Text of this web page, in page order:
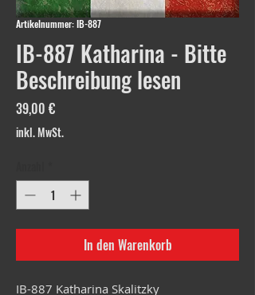
Artikelnummer: IB-887
IB-887 Katharina - Bitte
Beschreibung lesen
39,00 €Preis
inkl. MwSt.
In den Warenkorb
IB-887 Katharina Skalitzky